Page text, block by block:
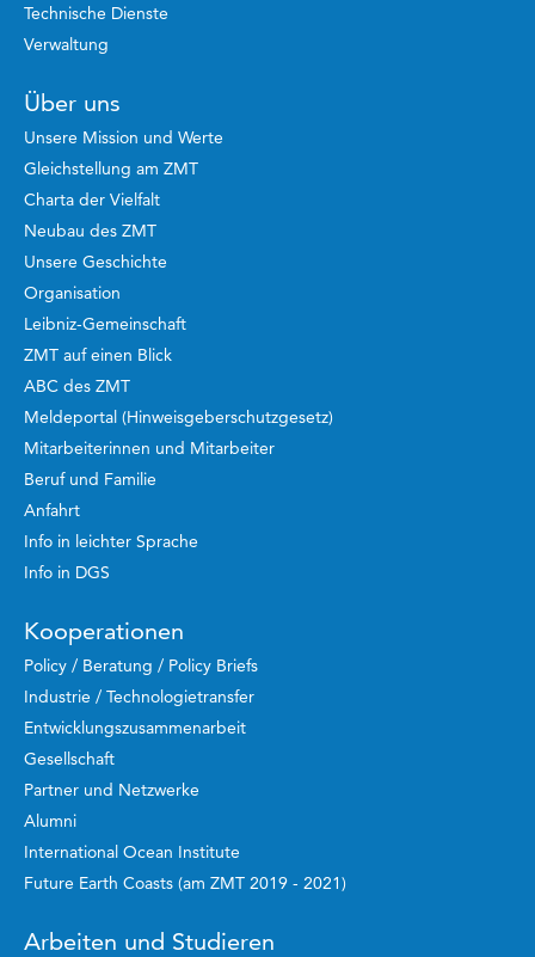
Technische Dienste
Verwaltung
Über uns
Unsere Mission und Werte
Gleichstellung am ZMT
Charta der Vielfalt
Neubau des ZMT
Unsere Geschichte
Organisation
Leibniz-Gemeinschaft
ZMT auf einen Blick
ABC des ZMT
Meldeportal (Hinweisgeberschutzgesetz)
Mitarbeiterinnen und Mitarbeiter
Beruf und Familie
Anfahrt
Info in leichter Sprache
Info in DGS
Kooperationen
Policy / Beratung / Policy Briefs
Industrie / Technologietransfer
Entwicklungszusammenarbeit
Gesellschaft
Partner und Netzwerke
Alumni
International Ocean Institute
Future Earth Coasts (am ZMT 2019 - 2021)
Arbeiten und Studieren